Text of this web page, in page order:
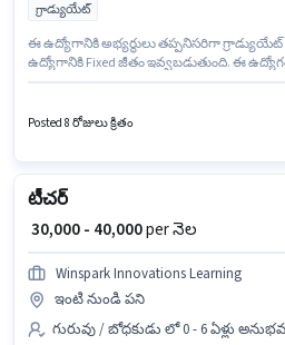
గ్రాడ్యుయేట్
ఈ ఉద్యోగానికి అభ్యర్థులు తప్పనిసరిగా గ్రాడ్యుయేట్
ఉద్యోగానికి Fixed జీతం ఇవ్వబడుతుంది. ఈ
విభాగంలో టీచర్ గా చేరండి. ఈ ఉద్యోగం
Posted 8 రోజులు క్రితం
టీచర్
₹ 30,000 - 40,000per నెల
Winspark Innovations Learning
ఇంటి నుండి పని
గురువు / బోధకుడు లో 0 - 6 ఏళ్లు